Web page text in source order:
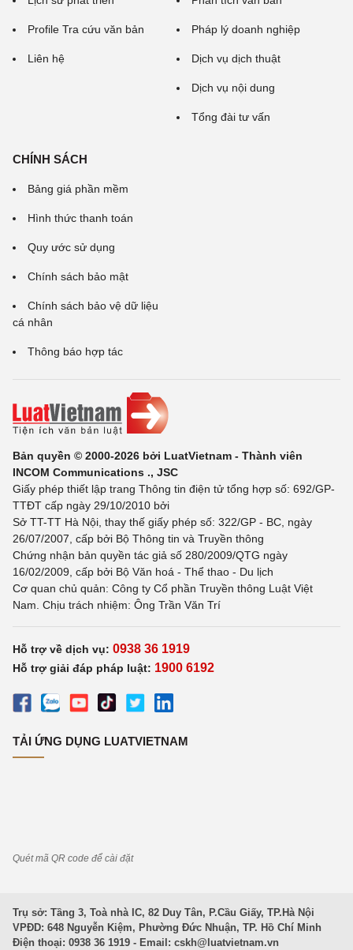
Profile Tra cứu văn bản
Liên hệ
Pháp lý doanh nghiệp
Dịch vụ dịch thuật
Dịch vụ nội dung
Tổng đài tư vấn
CHÍNH SÁCH
Bảng giá phần mềm
Hình thức thanh toán
Quy ước sử dụng
Chính sách bảo mật
Chính sách bảo vệ dữ liệu
cá nhân
Thông báo hợp tác
Bản quyền © 2000-2026 bởi LuatVietnam - Thành viên
INCOM Communications ., JSC
Giấy phép thiết lập trang Thông tin điện tử tổng hợp số: 692/GP-
TTĐT cấp ngày 29/10/2010 bởi
Sở TT-TT Hà Nội, thay thế giấy phép số: 322/GP - BC, ngày
26/07/2007, cấp bởi Bộ Thông tin và Truyền thông
Chứng nhận bản quyền tác giả số 280/2009/QTG ngày
16/02/2009, cấp bởi Bộ Văn hoá - Thể thao - Du lịch
Cơ quan chủ quản: Công ty Cổ phần Truyền thông Luật Việt
Nam. Chịu trách nhiệm: Ông Trần Văn Trí
Hỗ trợ về dịch vụ: 0938 36 1919
Hỗ trợ giải đáp pháp luật: 1900 6192
TẢI ỨNG DỤNG LUATVIETNAM
Quét mã QR code để cài đặt
Trụ sở: Tầng 3, Toà nhà IC, 82 Duy Tân, P.Cầu Giấy, TP.Hà Nội
VPĐD: 648 Nguyễn Kiệm, Phường Đức Nhuận, TP. Hồ Chí Minh
Điện thoại: 0938 36 1919 - Email: cskh@luatvietnam.vn